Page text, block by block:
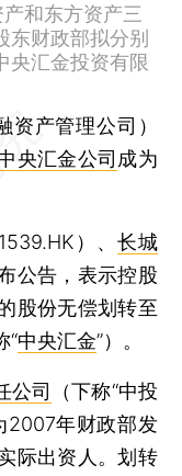
和东方资产三
东财政部拟分别
央汇金投资有限
资产管理公司）
央汇金公司 成为
1539.HK）、 长城
公告，表示控股
股份无偿划转至
“中央汇金”）。
公司
（下称“中投
2007年财政部发
际出资人。划转